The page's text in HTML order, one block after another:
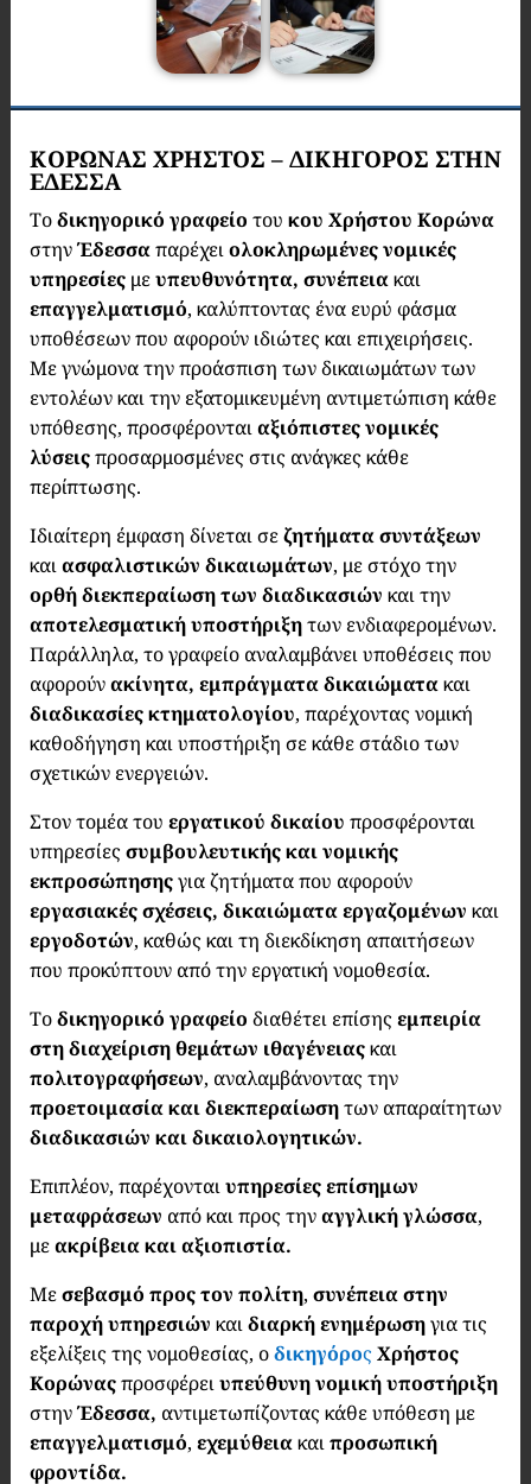
ΚΟΡΩΝΑΣ ΧΡΗΣΤΟΣ – ΔΙΚΗΓΟΡΟΣ ΣΤΗΝ
ΕΔΕΣΣΑ
Τοδικηγορικό γραφείο του κου Χρήστου Κορώνα
στηνΈδεσσαπαρέχειολοκληρωμένες νομικές
υπηρεσίεςμευπευθυνότητα, συνέπειακαι
επαγγελματισμό, καλύπτοντας ένα ευρύ φάσμα
υποθέσεων που αφορούν ιδιώτες και επιχειρήσεις.
Με γνώμονα την προάσπιση των δικαιωμάτων των
εντολέων και την εξατομικευμένη αντιμετώπιση κάθε
υπόθεσης, προσφέρονταιαξιόπιστες νομικές
λύσειςπροσαρμοσμένες στις ανάγκες κάθε
περίπτωσης.
Ιδιαίτερη έμφαση δίνεται σεζητήματα συντάξεων
καιασφαλιστικών δικαιωμάτων, με στόχο την
ορθή διεκπεραίωση των διαδικασιών και την
αποτελεσματική υποστήριξητων ενδιαφερομένων.
Παράλληλα, το γραφείο αναλαμβάνει υποθέσεις που
αφορούνακίνητα, εμπράγματα δικαιώματακαι
διαδικασίες κτηματολογίου, παρέχοντας νομική
καθοδήγηση και υποστήριξη σε κάθε στάδιο των
σχετικών ενεργειών.
Στον τομέα του εργατικού δικαίου προσφέρονται
υπηρεσίες συμβουλευτικής και νομικής
εκπροσώπησηςγια ζητήματα που αφορούν
εργασιακές σχέσεις, δικαιώματα εργαζομένων και
εργοδοτών, καθώς και τη διεκδίκηση απαιτήσεων
που προκύπτουν από την εργατική νομοθεσία.
Τοδικηγορικό γραφείο διαθέτει επίσης εμπειρία
στη διαχείριση θεμάτων ιθαγένειαςκαι
πολιτογραφήσεων, αναλαμβάνοντας την
προετοιμασία και διεκπεραίωσητων απαραίτητων
διαδικασιών και δικαιολογητικών.
Επιπλέον, παρέχονταιυπηρεσίες επίσημων
μεταφράσεων από και προς τηναγγλική γλώσσα,
μεακρίβεια και αξιοπιστία.
Μεσεβασμό προς τον πολίτη, συνέπεια στην
παροχή υπηρεσιών καιδιαρκή ενημέρωσηγια τις
εξελίξεις της νομοθεσίας, οδικηγόρος Χρήστος
Κορώναςπροσφέρειυπεύθυνη νομική υποστήριξη
στηνΈδεσσα, αντιμετωπίζοντας κάθε υπόθεση με
επαγγελματισμό, εχεμύθειακαιπροσωπική
φροντίδα.